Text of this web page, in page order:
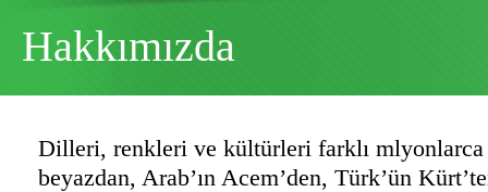
Hakkımızda
Dilleri, renkleri ve kültürleri farklı mlyonlarca
beyazdan, Arab’ın Acem’den, Türk’ün